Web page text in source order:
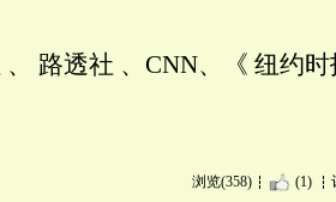
、 路透社 、CNN、《 纽约
浏览(358) (1)